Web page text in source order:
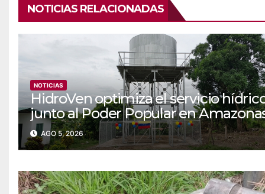
NOTICIAS RELACIONADAS
NOTICIAS
‎‎HidroVen optimiza el servicio
junto al Poder Popular en
AGO 5, 2026